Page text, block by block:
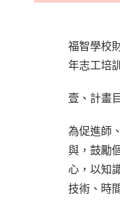
福智學校
年志工培
壹、計畫
為促進師
與，鼓勵
心，以知
技術、時